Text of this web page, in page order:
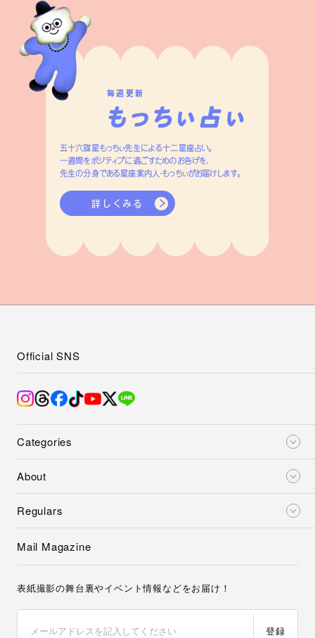
毎週更新
五十六謀星もっちぃ先生による十二星座占い。
一週間をポジティブに過ごすためのお告げを、
先生の分身である星座案内人・もっちぃがお届けします。
詳しくみる
Categories
About
Regulars
Official SNS
Mail Magazine
表紙撮影の舞台裏やイベント情報などをお届け！
登録